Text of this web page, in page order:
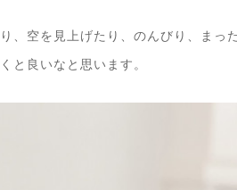
、空を見上げたり、のんびり、まっ
と良いなと思います。